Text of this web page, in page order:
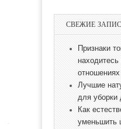
СВЕЖИЕ
Признаки
находитесь
отношениях
Лучшие
для уборки
Как
уменьшить